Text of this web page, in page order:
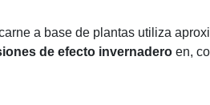
a base de plantas utiliza
de efecto invernadero en,